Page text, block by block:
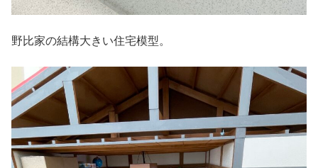
野比家の結構大きい住宅模型。